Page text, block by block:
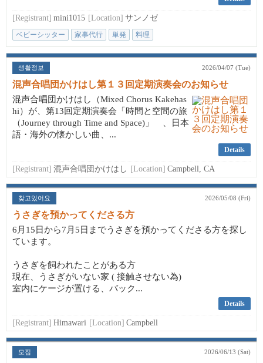
[Registrant] mini1015 [Location] サンノゼ
ベビーシッター 家事代行 単発 料理
생활정보 2026/04/07 (Tue)
混声合唱団かけはし第１３回定期演奏会のお知らせ
混声合唱団かけはし（Mixed Chorus Kakehas
hi）が、第13回定期演奏会「時間と空間の旅
（Journey through Time and Space)」 、日本
語・海外の懐かしい曲、...
Details
[Registrant] 混声合唱団かけはし [Location] Campbell, CA
찾고있어요 2026/05/08 (Fri)
うさぎを預かってくださる方
6月15日から7月5日までうさぎを預かってくださる方を探し
ています。
うさぎを飼われたことがある方
現在、うさぎがいない家 ( 接触させない為)
室内にケージが置ける、バック...
Details
[Registrant] Himawari [Location] Campbell
모집 2026/06/13 (Sat)